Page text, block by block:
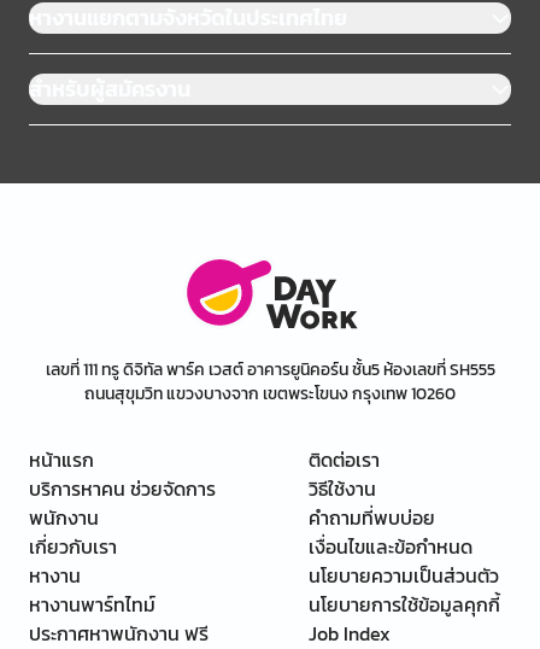
หางานแยกตามจังหวัดในประเทศไทย
สำหรับผู้สมัครงาน
เลขที่ 111 ทรู ดิจิทัล พาร์ค เวสต์ อาคารยูนิคอร์น ชั้น5 ห้องเลขที่ SH555
ถนนสุขุมวิท แขวงบางจาก เขตพระโขนง กรุงเทพ 10260
หน้าแรก
บริการหาคน ช่วยจัดการ
พนักงาน
เกี่ยวกับเรา
หางาน
หางานพาร์ทไทม์
ประกาศหาพนักงาน ฟรี
ติดต่อเรา
วิธีใช้งาน
คำถามที่พบบ่อย
เงื่อนไขและข้อกำหนด
นโยบายความเป็นส่วนตัว
นโยบายการใช้ข้อมูลคุกกี้
Job Index